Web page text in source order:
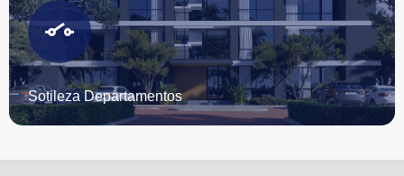
Sotileza Departamentos